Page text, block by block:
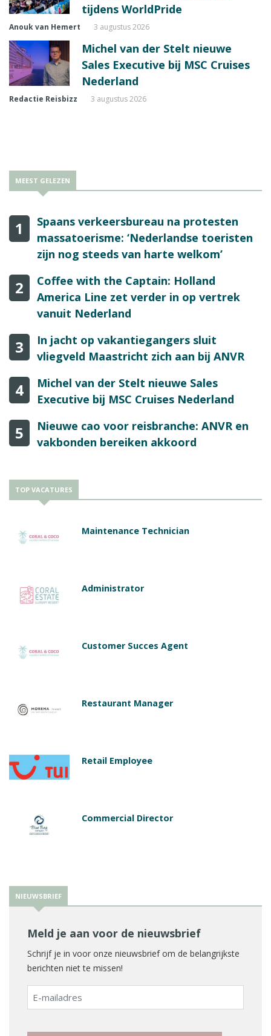
tijdens WorldPride
Anouk van Hemert 3 augustus 2026
Michel van der Stelt nieuwe
Sales Executive bij MSC Cruises
Nederland
Redactie Reisbizz 3 augustus 2026
MEEST GELEZEN
1
Spaans verkeersbureau na protesten
massatoerisme: ‘Nederlandse toeristen
zijn nog steeds van harte welkom’
2
Coffee with the Captain: Holland
America Line zet verder in op vertrek
vanuit Nederland
3
In jacht op vakantiegangers sluit
vliegveld Maastricht zich aan bij ANVR
4
Michel van der Stelt nieuwe Sales
Executive bij MSC Cruises Nederland
5
Nieuwe cao voor reisbranche: ANVR en
vakbonden bereiken akkoord
TOP VACATURES
Maintenance Technician
Administrator
Customer Succes Agent
Restaurant Manager
Retail Employee
Commercial Director
NIEUWSBRIEF
Meld je aan voor de nieuwsbrief
Schrijf je in voor onze nieuwsbrief om de belangrijkste
berichten niet te missen!
E-
mailadres